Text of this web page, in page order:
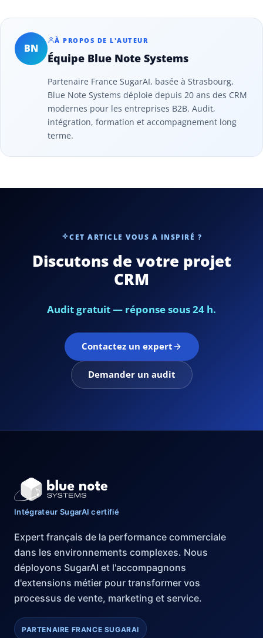
BN
À PROPOS DE L'AUTEUR
Équipe Blue Note Systems
Partenaire France SugarAI, basée à Strasbourg,
Blue Note Systems déploie depuis 20 ans des CRM
modernes pour les entreprises B2B. Audit,
intégration, formation et accompagnement long
terme.
CET ARTICLE VOUS A INSPIRÉ ?
Discutons de votre projet
CRM
Audit gratuit — réponse sous 24 h.
Contactez un expert
Demander un audit
Intégrateur SugarAI certifié
Expert français de la performance commerciale
dans les environnements complexes. Nous
déployons SugarAI et l'accompagnons
d'extensions métier pour transformer vos
processus de vente, marketing et service.
PARTENAIRE FRANCE SUGARAI